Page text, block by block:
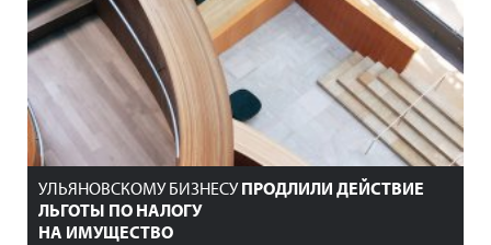
УЛЬЯНОВСКОМУ БИЗНЕСУПРОДЛИЛИ ДЕЙСТВИЕ
ЛЬГОТЫ ПО НАЛОГУ
НА ИМУЩЕСТВО